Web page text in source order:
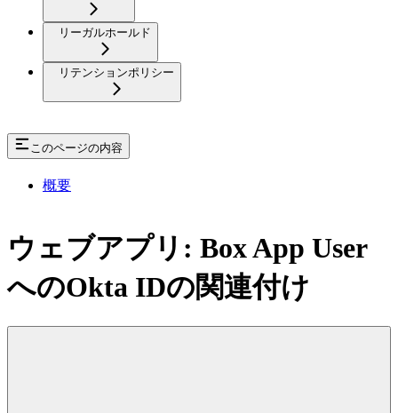
リーガルホールド
リテンションポリシー
このページの内容
概要
ウェブアプリ: Box App User
へのOkta IDの関連付け